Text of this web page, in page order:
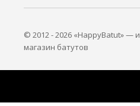
© 2012 - 2026 «HappyBatut» —
магазин батутов